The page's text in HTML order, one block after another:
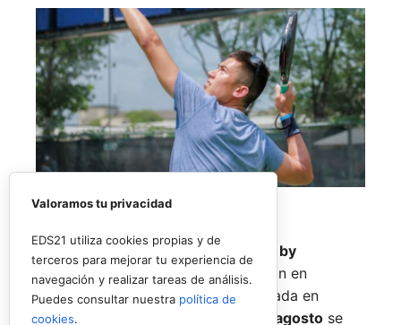
El Rafa Nadal Academy Padel Tour by
Playtomiccerrará su primera edición en
Estados Unidos con una última parada en
Nueva York
14 al 16 de agosto se
Valoramos tu privacidad
EDS21 utiliza cookies propias y de
terceros para mejorar tu experiencia de
navegación y realizar tareas de análisis.
Puedes consultar nuestra política de
cookies.